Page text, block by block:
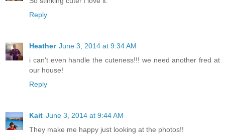
Reply
Heather June 3, 2014 at 9:34 AM
i can't even handle the cuteness!!! we need another fred at
our house!
Reply
Kait June 3, 2014 at 9:44 AM
They make me happy just looking at the photos!!